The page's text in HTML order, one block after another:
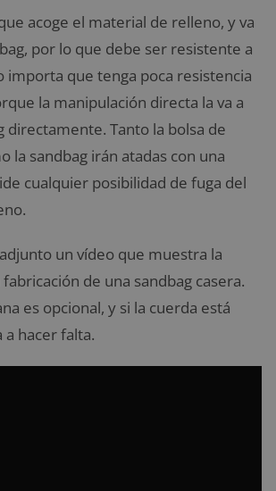
acoge el material de relleno, y va
por lo que debe ser resistente a
importa que tenga poca resistencia
la manipulación directa la va a
directamente. Tanto la bolsa de
la sandbag irán atadas con una
cualquier posibilidad de fuga del
un vídeo que muestra la
de una sandbag casera.
es opcional, y si la cuerda está
a hacer falta.